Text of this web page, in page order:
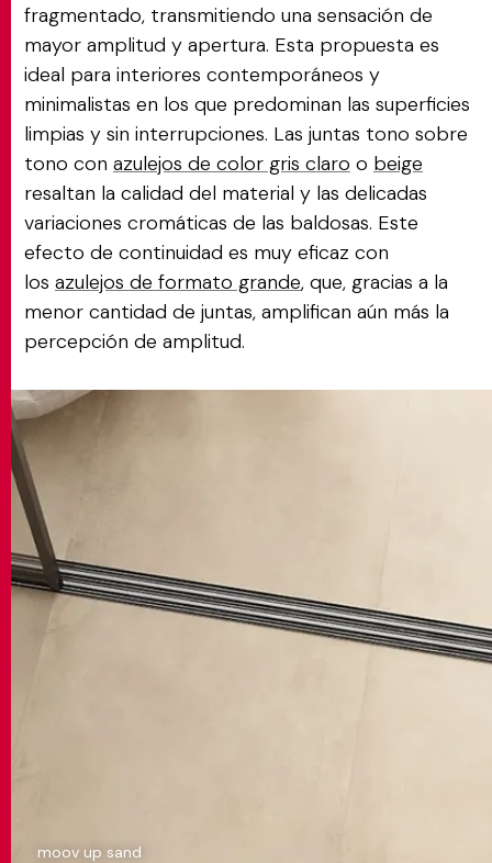
moov up sand
fragmentado, transmitiendo una sensación de
mayor amplitud y apertura. Esta propuesta es
ideal para interiores contemporáneos y
minimalistas en los que predominan las superficies
limpias y sin interrupciones. Las juntas tono sobre
tono con azulejos de color gris claro o beige
resaltan la calidad del material y las delicadas
variaciones cromáticas de las baldosas. Este
efecto de continuidad es muy eficaz con
los azulejos de formato grande, que, gracias a la
menor cantidad de juntas, amplifican aún más la
percepción de amplitud.